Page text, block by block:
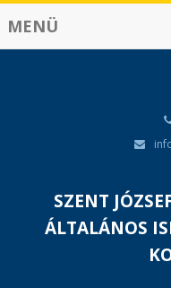
MENÜ
SZENT
ÁLTALÁNOS